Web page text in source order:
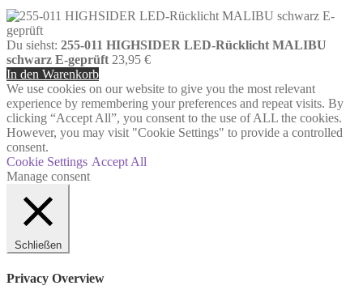
Du siehst: 255-011 HIGHSIDER LED-Rücklicht MALIBU
schwarz E-geprüft 23,95 €
In den Warenkorb
We use cookies on our website to give you the most relevant
experience by remembering your preferences and repeat visits. By
clicking “Accept All”, you consent to the use of ALL the cookies.
However, you may visit "Cookie Settings" to provide a controlled
consent.
Cookie Settings Accept All
Manage consent
Schließen
Privacy Overview